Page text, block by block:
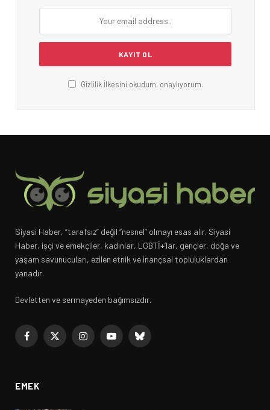
Gizlilik İlkesini okudum, onaylıyorum.
Siyasi Haber, “tarafsız” değil “nesnel” olmayı esas alır. Siyasi
Haber, işçi ve emekçiler, kadınlar, LGBTİ+’lar, gençler, doğa ve
yaşam savunucuları, ezilen etnik ve inançsal topluluklardan
yanadır.
Devletten ve sermayeden bağımsızdır.
Facebook
X
InstagramYouTubeBluesky
EMEK